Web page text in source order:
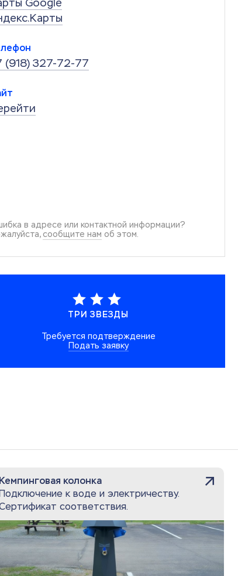
(918) 327-72-77
в адресе или контактной информации?
сообщите нам об этом.
ТРИ ЗВЕЗДЫ
Требуется подтверждение
Подать заявку
Кемпинговая колонка
к воде и электричеству.
соответствия.